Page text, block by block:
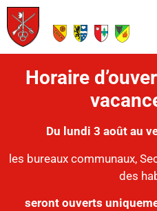
Horaire
Du lundi 3 août au
les bureaux communaux,
des
seront ouverts